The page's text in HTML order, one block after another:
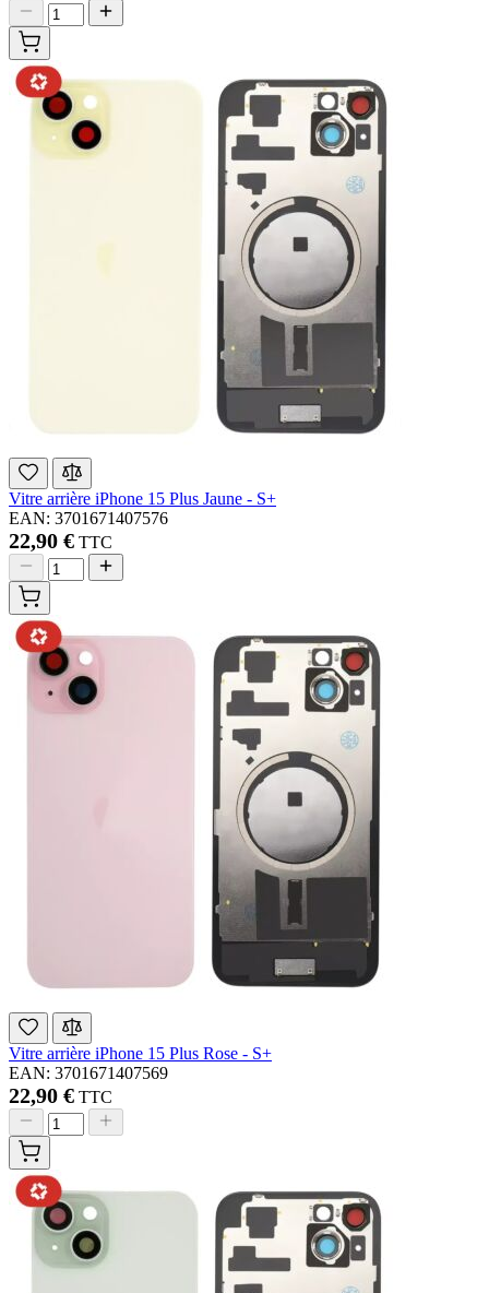
Vitre arrière iPhone 15 Plus Jaune - S+
EAN: 3701671407576
22,90 € TTC
Vitre arrière iPhone 15 Plus Rose - S+
EAN: 3701671407569
22,90 € TTC